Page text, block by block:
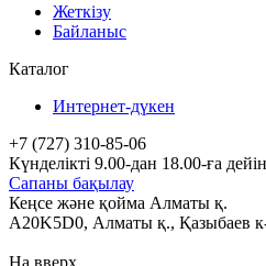
Жеткізу
Байланыс
Каталог
Интернет-дүкен
+7 (727) 310-85-06
Күнделікті 9.00-дан 18.00-ға дейін
Сапаны бақылау
Кеңсе және қойма Алматы қ.
A20K5D0, Алматы қ., Қазыбаев
На вверх